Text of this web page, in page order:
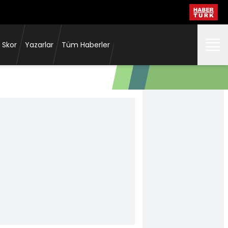
Skor Yazarlar Tüm Haberler
Nübel'den Beşiktaş'a 3 yıllık imza!